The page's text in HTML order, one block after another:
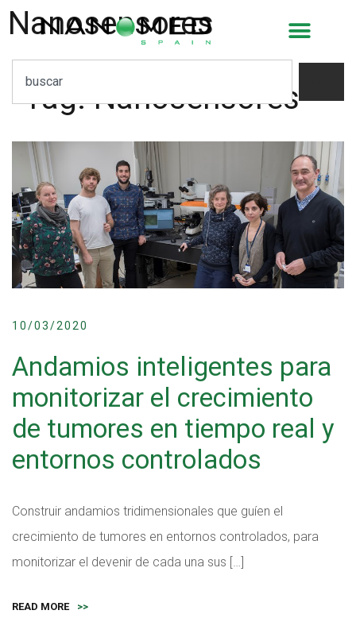
Nanosensores
Tag:Nanosensores
10/03/2020
Andamios inteligentes para
monitorizar el crecimiento
de tumores en tiempo real y
entornos controlados
Construir andamios tridimensionales que guíen el
crecimiento de tumores en entornos controlados, para
monitorizar el devenir de cada una sus […]
READ MORE >>